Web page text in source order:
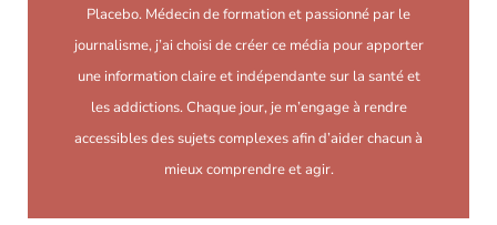
Placebo. Médecin de formation et passionné par le
journalisme, j’ai choisi de créer ce média pour apporter
une information claire et indépendante sur la santé et
les addictions. Chaque jour, je m’engage à rendre
accessibles des sujets complexes afin d’aider chacun à
mieux comprendre et agir.